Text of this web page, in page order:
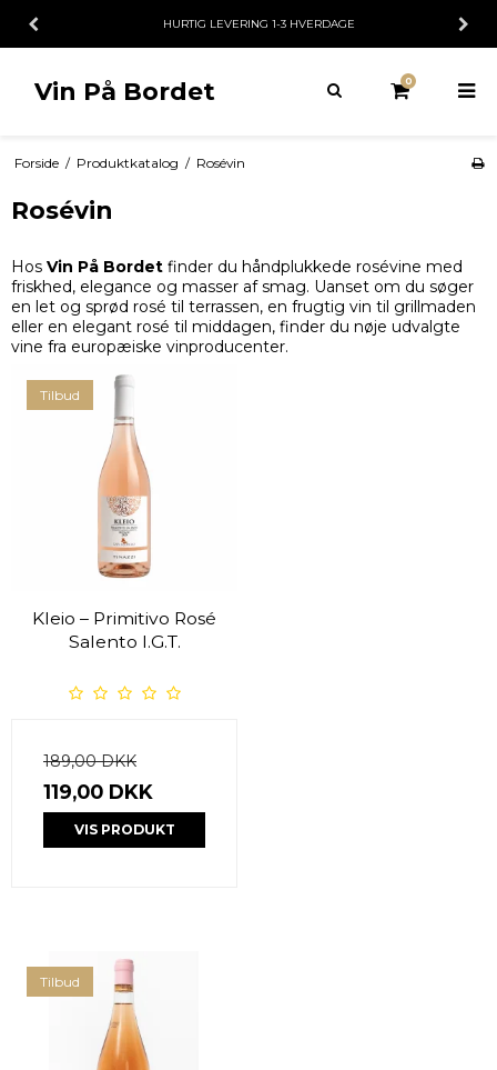
HURTIG LEVERING 1-3 HVERDAGE
Vin På Bordet 0
Forside / Produktkatalog / Rosévin
Rosévin
Hos Vin På Bordet finder du håndplukkede rosévine med
friskhed, elegance og masser af smag. Uanset om du søger
en let og sprød rosé til terrassen, en frugtig vin til grillmaden
eller en elegant rosé til middagen, finder du nøje udvalgte
vine fra europæiske vinproducenter.
Tilbud
Kleio – Primitivo Rosé
Salento I.G.T.
189,00 DKK
119,00 DKK
VIS PRODUKT
Tilbud